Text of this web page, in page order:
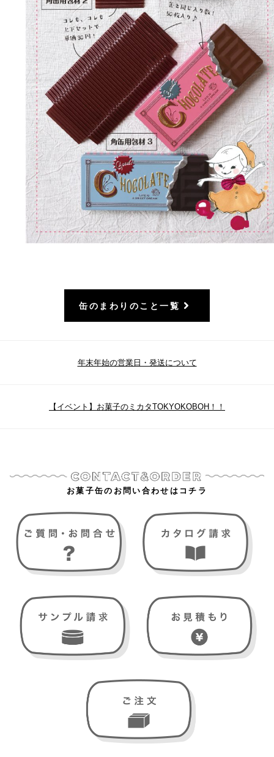
缶のまわりのこと一覧
年末年始の営業日・発送について
【イベント】お菓子のミカタTOKYOKOBOH！！
お菓子缶のお問い合わせはコチラ